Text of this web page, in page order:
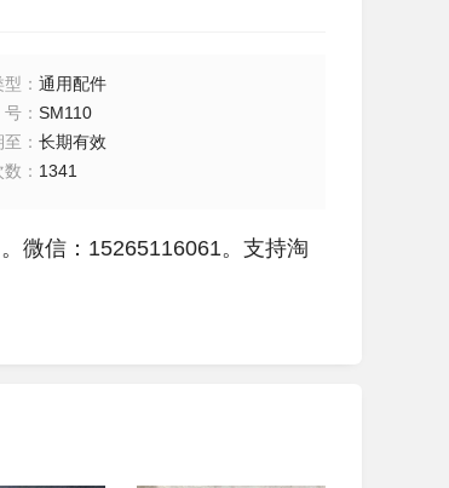
型 ：通用配件
：SM110
至 ：长期有效
数 ： 1341
微信：15265116061。支持淘